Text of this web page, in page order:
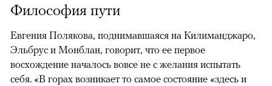
Философия пути
Евгения Полякова, поднимавшаяся на Килиманджаро,
Эльбрус и Монблан, говорит, что ее первое
восхождение началось вовсе не с желания испытать
себя. «В горах возникает то самое состояние «здесь и